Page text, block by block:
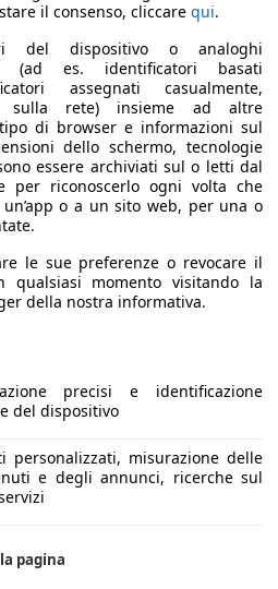
il consenso, cliccare qui.
del dispositivo o analoghi
(ad es. identificatori basati
assegnati casualmente,
sulla rete) insieme ad altre
di browser e informazioni sul
dello schermo, tecnologie
essere archiviati sul o letti dal
per riconoscerlo ogni volta che
o a un sito web, per una o
le sue preferenze o revocare il
qualsiasi momento visitando la
della nostra informativa.
precisi e identificazione
del dispositivo
personalizzati, misurazione delle
e degli annunci, ricerche sul
pagina